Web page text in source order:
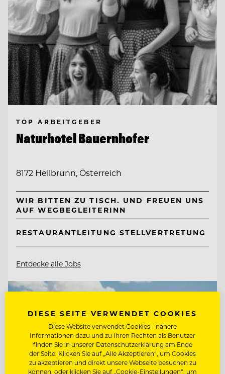
TOP ARBEITGEBER
Naturhotel Bauernhofer
8172 Heilbrunn, Österreich
WIR BITTEN ZU TISCH. UND FREUEN UNS
AUF WEGBEGLEITERINN
RESTAURANTLEITUNG STELLVERTRETUNG
Entdecke alle Jobs
DIESE SEITE VERWENDET COOKIES
Diese Website verwendet Cookies - nähere
Informationen dazu und zu Ihren Rechten als Benutzer
finden Sie in unserer Datenschutzerklärung am Ende
der Seite. Klicken Sie auf „Alle Akzeptieren“, um Cookies
zu akzeptieren und direkt unsere Webseite besuchen zu
können, oder klicken Sie auf „Cookie-Einstellungen“, um